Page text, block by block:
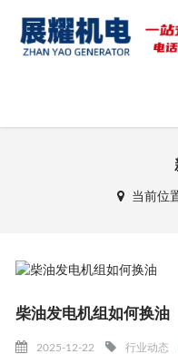
当前位
柴油发电机组如何换油
2025-12-22 行业动态